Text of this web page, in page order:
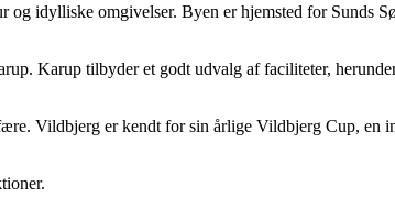
idylliske omgivelser. Byen er hjemsted for Sunds
Karup tilbyder et godt udvalg af faciliteter,
Vildbjerg er kendt for sin årlige Vildbjerg Cup, en